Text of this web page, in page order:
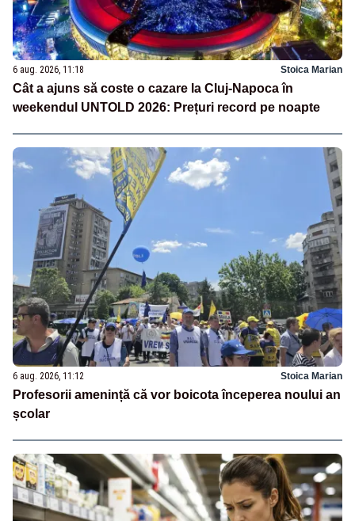
6 aug. 2026, 11:18 Stoica Marian
Cât a ajuns să coste o cazare la Cluj-Napoca în
weekendul UNTOLD 2026: Prețuri record pe noapte
6 aug. 2026, 11:12 Stoica Marian
Profesorii amenință că vor boicota începerea noului an
școlar